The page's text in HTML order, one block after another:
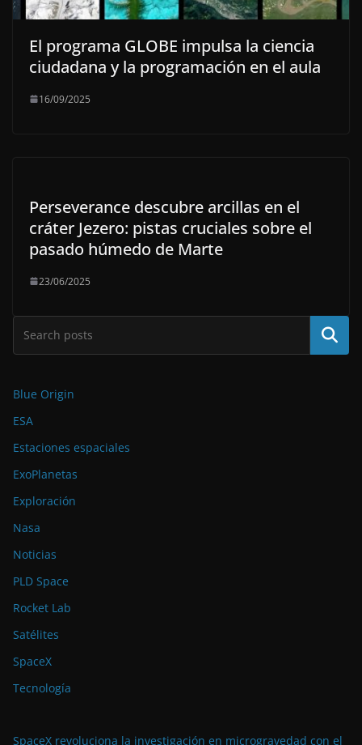
El programa GLOBE impulsa la ciencia
ciudadana y la programación en el aula
16/09/2025
Perseverance descubre arcillas en el
cráter Jezero: pistas cruciales sobre el
pasado húmedo de Marte
23/06/2025
Buscar
Blue Origin
ESA
Estaciones espaciales
ExoPlanetas
Exploración
Nasa
Noticias
PLD Space
Rocket Lab
Satélites
SpaceX
Tecnología
SpaceX revoluciona la investigación en microgravedad con el